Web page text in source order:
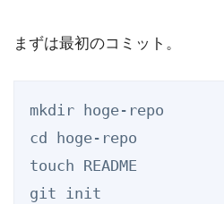
まずは最初のコミット。
mkdir hoge-repo
cd hoge-repo
touch README
git init